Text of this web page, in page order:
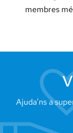
membres
Ajuda’ns a